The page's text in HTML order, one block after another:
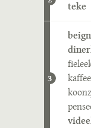
teke
3